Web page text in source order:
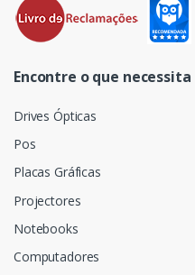
Encontre o que necessita
Drives Ópticas
Pos
Placas Gráficas
Projectores
Notebooks
Computadores